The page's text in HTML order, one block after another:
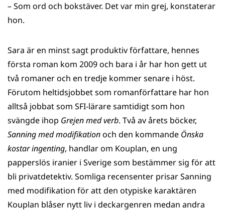
– Som ord och bokstäver. Det var min grej, konstaterar
hon.
Sara är en minst sagt produktiv författare, hennes
första roman kom 2009 och bara i år har hon gett ut
två romaner och en tredje kommer senare i höst.
Förutom heltidsjobbet som romanförfattare har hon
alltså jobbat som SFI-lärare samtidigt som hon
svängde ihop Grejen med verb. Två av årets böcker,
Sanning med modifikationoch den kommande Önska
kostar ingenting, handlar om Kouplan, en ung
papperslös iranier i Sverige som bestämmer sig för att
bli privatdetektiv. Somliga recensenter prisar Sanning
med modifikation för att den otypiske karaktären
Kouplan blåser nytt liv i deckargenren medan andra